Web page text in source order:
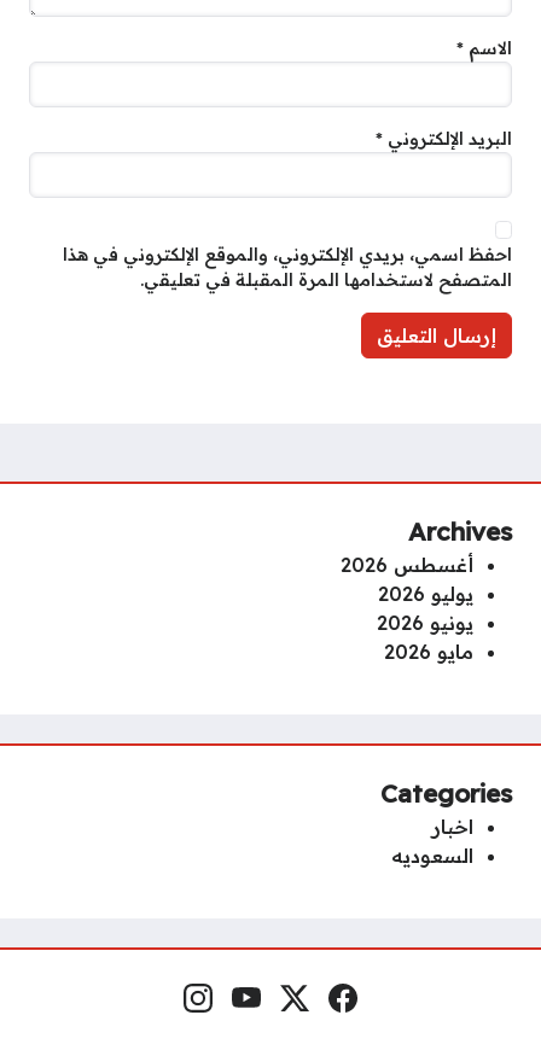
الاسم *
البريد الإلكتروني *
احفظ اسمي، بريدي الإلكتروني، والموقع الإلكتروني في هذا
المتصفح لاستخدامها المرة المقبلة في تعليقي.
Archives
أغسطس 2026
يوليو 2026
يونيو 2026
مايو 2026
Categories
اخبار
السعوديه
مواقع التواصل فيسبوكمنصة إكس
يوتيوبإنستغرام